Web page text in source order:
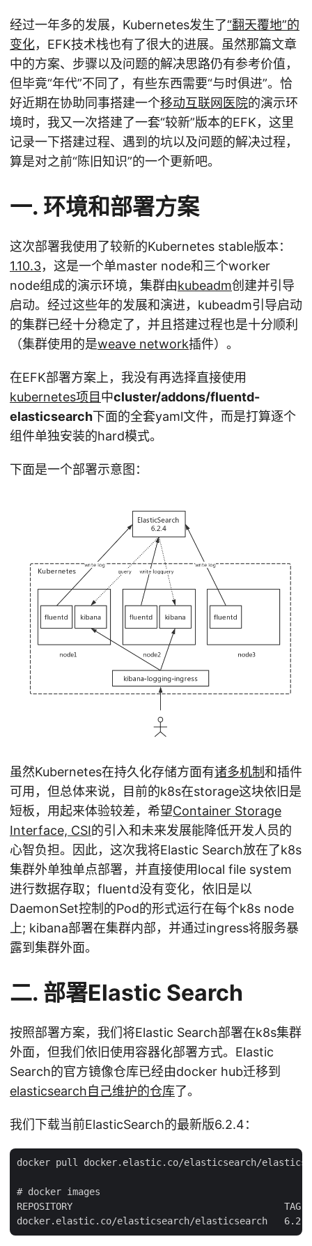
经过一年多的发展，Kubernetes发生了“翻天覆地”的
变化，EFK技术栈也有了很大的进展。虽然那篇文章
中的方案、步骤以及问题的解决思路仍有参考价值，
但毕竟“年代”不同了，有些东西需要“与时俱进”。恰
好近期在协助同事搭建一个移动互联网医院的演示环
境时，我又一次搭建了一套“较新”版本的EFK，这里
记录一下搭建过程、遇到的坑以及问题的解决过程，
算是对之前“陈旧知识”的一个更新吧。
一. 环境和部署方案
这次部署我使用了较新的Kubernetes stable版本：
1.10.3，这是一个单master node和三个worker
node组成的演示环境，集群由kubeadm创建并引导
启动。经过这些年的发展和演进，kubeadm引导启动
的集群已经十分稳定了，并且搭建过程也是十分顺利
（集群使用的是weave network插件）。
在EFK部署方案上，我没有再选择直接使用
kubernetes项目中cluster/addons/fluentd-
elasticsearch下面的全套yaml文件，而是打算逐个
组件单独安装的hard模式。
下面是一个部署示意图：
虽然Kubernetes在持久化存储方面有诸多机制和插件
可用，但总体来说，目前的k8s在storage这块依旧是
短板，用起来体验较差，希望Container Storage
Interface, CSI的引入和未来发展能降低开发人员的
心智负担。因此，这次我将Elastic Search放在了k8s
集群外单独单点部署，并直接使用local file system
进行数据存取；fluentd没有变化，依旧是以
DaemonSet控制的Pod的形式运行在每个k8s node
上; kibana部署在集群内部，并通过ingress将服务暴
露到集群外面。
二. 部署Elastic Search
按照部署方案，我们将Elastic Search部署在k8s集群
外面，但我们依旧使用容器化部署方式。Elastic
Search的官方镜像仓库已经由docker hub迁移到
elasticsearch自己维护的仓库了。
我们下载当前ElasticSearch的最新版6.2.4：
docker pull docker.elastic.co/elasticsearch/
# docker images
REPOSITORY                                      TAG